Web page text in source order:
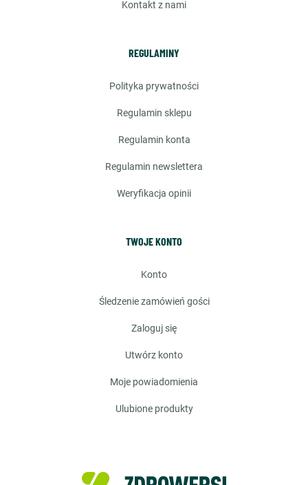
kontakt z nami
REGULAMINY
polityka prywatności
regulamin sklepu
regulamin konta
regulamin newslettera
weryfikacja opinii
TWOJE KONTO
konto
śledzenie zamówień gości
zaloguj się
utwórz konto
moje powiadomienia
ulubione produkty